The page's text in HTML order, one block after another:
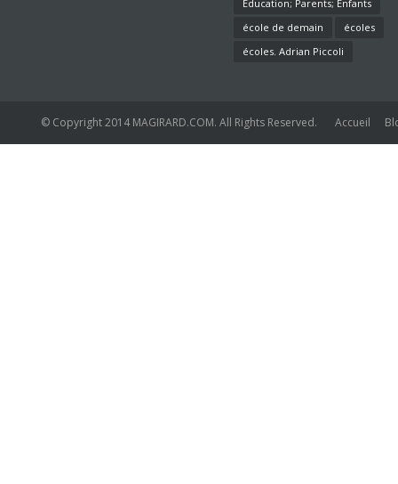
enseignants;
Éducation; Parents; Enfants
école de demain
écoles
écoles. Adrian Piccoli
© Copyright 2014 MAGIRARD.COM. All Rights Reserved. Accueil